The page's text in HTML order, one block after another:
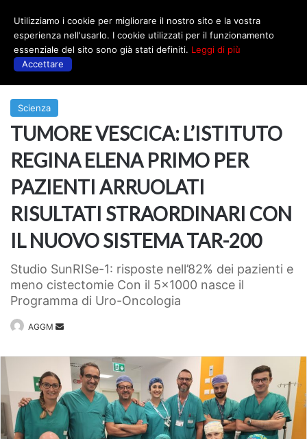
Scienza
TUMORE VESCICA: L’ISTITUTO
REGINA ELENA PRIMO PER
PAZIENTI ARRUOLATI
RISULTATI STRAORDINARI CON
IL NUOVO SISTEMA TAR-200
Studio SunRISe-1: risposte nell’82% dei pazienti e
meno cistectomie Con il 5x1000 nasce il
Programma di Uro-Oncologia
AGGM
Invia
Utilizziamo i cookie per migliorare il nostro sito e la vostra
esperienza nell'usarlo. I cookie utilizzati per il funzionamento
essenziale del sito sono già stati definiti. Leggi di più
Accettare